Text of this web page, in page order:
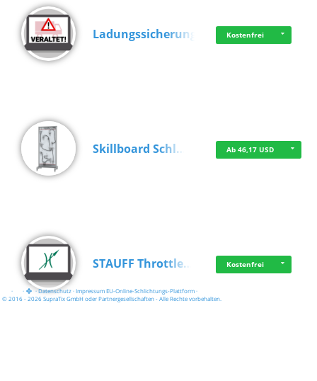
Ladungssicherung Kostenfrei
Skillboard Schl… Ab 46,17 USD
STAUFF Throttle… Kostenfrei
· · ·Datenschutz·Impressum EU-Online-Schlichtungs-Plattform·
© 2016 - 2026 SupraTix GmbH oder Partnergesellschaften - Alle Rechte vorbehalten.